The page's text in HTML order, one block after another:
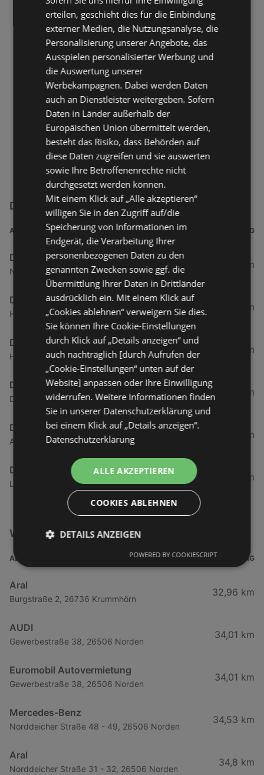
DEKRA Filialen in der Nähe
ADRESSE ENTFERNUNG
DEKRA
Norddeicher Straße 55, 26506 Norden
34,26 km
DEKRA
Hans-Böckler-Allee 1a, 26759 Hinte
41,57 km
DEKRA
Harlestraße 11, 26605 Aurich
57,14 km
DEKRA
Deichstraße 29, 26789 Leer (Ostfriesland)
64,6 km
DEKRA
Am Emsdeich 39, 26789 Leer
65,35 km
DEKRA
Lehrer-Köhne-Straße 15, 26871 Papenburg
76,33 km
Weitere Auto & Tanken Filialen in der Nähe
ADRESSE ENTFERNUNG
Aral
Burgstraße 2, 26736 Krummhörn
32,96 km
AUDI
Gewerbestraße 38, 26506 Norden
34,01 km
Euromobil Autovermietung
Gewerbestraße 38, 26506 Norden
34,01 km
Mercedes-Benz
Norddeicher Straße 48 - 49, 26506 Norden
34,53 km
Aral
Norddeicher Straße 31 - 32, 26506 Norden
34,8 km
erteilen, geschieht dies für die Einbindung
externer Medien, die Nutzungsanalyse, die
Personalisierung unserer Angebote, das
Ausspielen personalisierter Werbung und
die Auswertung unserer
Werbekampagnen. Dabei werden Daten
auch an Dienstleister weitergeben. Sofern
Daten in Länder außerhalb der
Europäischen Union übermittelt werden,
besteht das Risiko, dass Behörden auf
diese Daten zugreifen und sie auswerten
sowie Ihre Betroffenenrechte nicht
durchgesetzt werden können.
Mit einem Klick auf „Alle akzeptieren“
willigen Sie in den Zugriff auf/die
Speicherung von Informationen im
Endgerät, die Verarbeitung Ihrer
personenbezogenen Daten zu den
genannten Zwecken sowie ggf. die
Übermittlung Ihrer Daten in Drittländer
ausdrücklich ein. Mit einem Klick auf
„Cookies ablehnen“ verweigern Sie dies.
Sie können Ihre Cookie-Einstellungen
durch Klick auf „Details anzeigen“ und
auch nachträglich [durch Aufrufen der
„Cookie-Einstellungen“ unten auf der
Website] anpassen oder Ihre Einwilligung
widerrufen. Weitere Informationen finden
Sie in unserer Datenschutzerklärung und
bei einem Klick auf „Details anzeigen“.
Datenschutzerklärung
ALLE AKZEPTIEREN
COOKIES ABLEHNEN
DETAILS ANZEIGEN
POWERED BY COOKIESCRIPT